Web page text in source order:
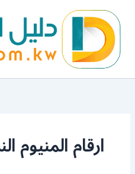
المحتوى
ارقام المنيوم